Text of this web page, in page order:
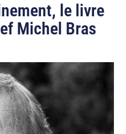
le livre
Michel Bras